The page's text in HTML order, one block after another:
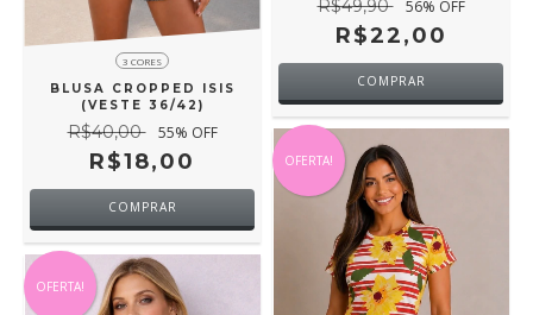
3 CORES
BLUSA CROPPED ISIS
(VESTE 36/42)
R$40,00 55% OFF
R$18,00
COMPRAR
R$49,90 56% OFF
R$22,00
COMPRAR
OFERTA!
OFERTA!